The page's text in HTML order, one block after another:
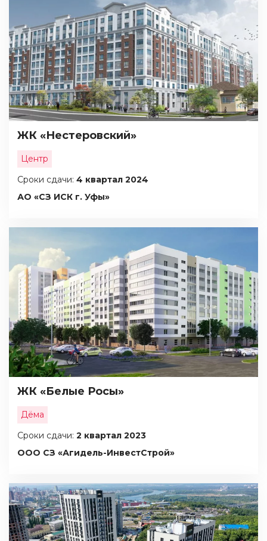
ЖК «Нестеровский»
Центр
Сроки сдачи: 4 квартал 2024
АО «СЗ ИСК г. Уфы»
ЖК «Белые Росы»
Дёма
Сроки сдачи: 2 квартал 2023
ООО СЗ «Агидель-ИнвестСтрой»